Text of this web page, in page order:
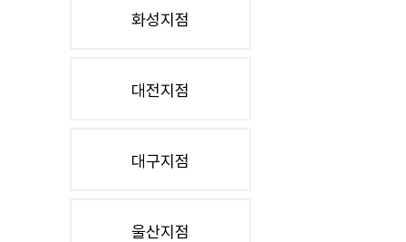
화성지점
대전지점
대구지점
울산지점